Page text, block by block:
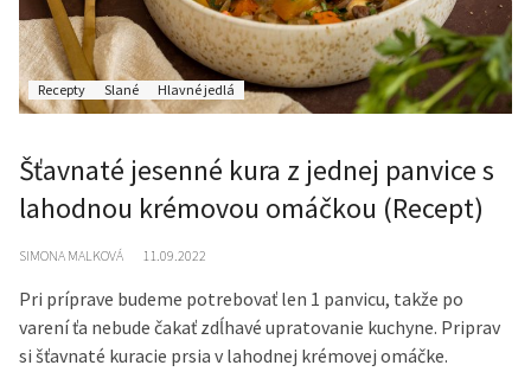
Recepty Slané Hlavné jedlá
Šťavnaté jesenné kura z jednej panvice s
lahodnou krémovou omáčkou (Recept)
SIMONA MALKOVÁ 11.09.2022
Pri príprave budeme potrebovať len 1 panvicu, takže po
varení ťa nebude čakať zdĺhavé upratovanie kuchyne. Priprav
si šťavnaté kuracie prsia v lahodnej krémovej omáčke.